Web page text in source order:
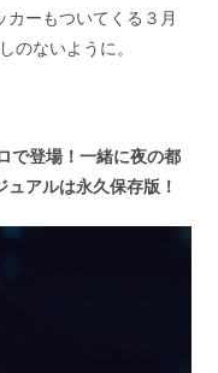
ーもついてくる３月
のないように。
で登場！一緒に夜の都
アルは永久保存版！